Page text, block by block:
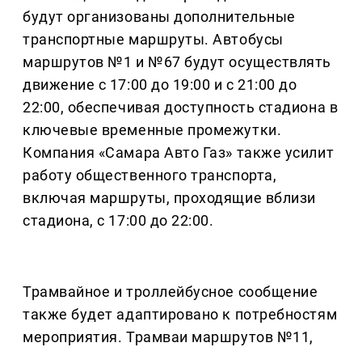
будут организованы дополнительные
транспортные маршруты. Автобусы
маршрутов №1 и №67 будут осуществлять
движение с 17:00 до 19:00 и с 21:00 до
22:00, обеспечивая доступность стадиона в
ключевые временные промежутки.
Компания «Самара Авто Газ» также усилит
работу общественного транспорта,
включая маршруты, проходящие вблизи
стадиона, с 17:00 до 22:00.
Трамвайное и троллейбусное сообщение
также будет адаптировано к потребностям
мероприятия. Трамваи маршрутов №11,